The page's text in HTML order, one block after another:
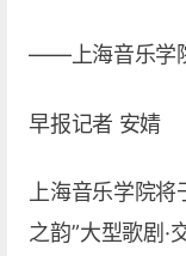
——上海音乐学
早报记者 安婧
上海音乐学院
之韵”大型歌剧·